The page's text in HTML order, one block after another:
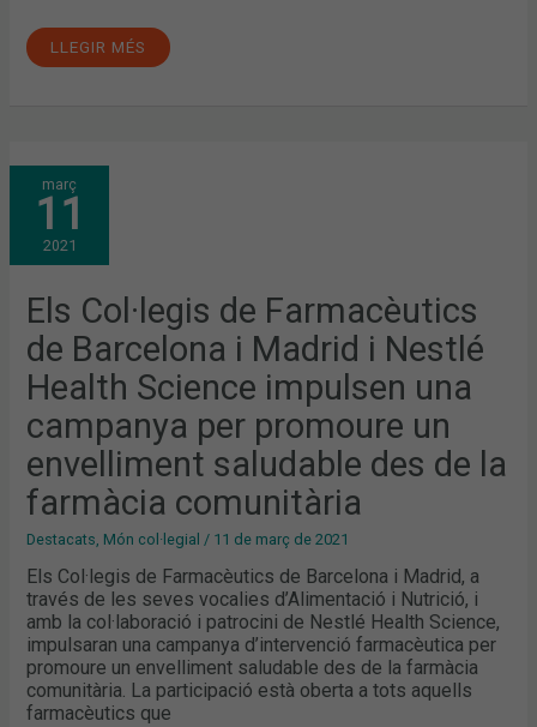
LLEGIR MÉS
març
11
2021
Els Col·legis de Farmacèutics
de Barcelona i Madrid i Nestlé
Health Science impulsen una
campanya per promoure un
envelliment saludable des de la
farmàcia comunitària
Destacats Món col·legial / 11 de març de 2021
Els Col·legis de Farmacèutics de Barcelona i Madrid, a
través de les seves vocalies d’Alimentació i Nutrició, i
amb la col·laboració i patrocini de Nestlé Health Science,
impulsaran una campanya d’intervenció farmacèutica per
promoure un envelliment saludable des de la farmàcia
comunitària. La participació està oberta a tots aquells
farmacèutics que
ELS
COL·LEGIS
DE
DE
BARCELONA
I
I
NESTLÉ
HEALTH
SCIENCE
IMPULSEN
CAMPANYA
PER
PROMOURE
UN
ENVELLIMENT
SALUDABLE
DE
LA
FARMÀCIA
COMUNITÀRIA